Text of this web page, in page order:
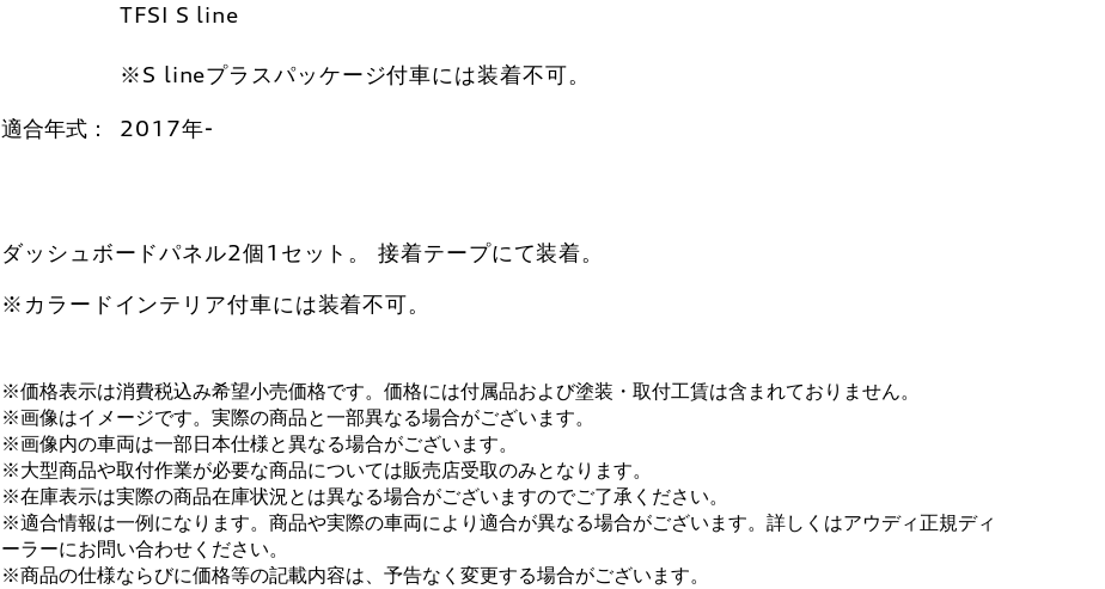
TFSI S line
※S lineプラスパッケージ付車には装着不可。
適合年式： 2017年-
ダッシュボードパネル2個1セット。 接着テープにて装着。
※カラードインテリア付車には装着不可。
※価格表示は消費税込み希望小売価格です。価格には付属品および塗装・取付工賃は含まれておりません。
※画像はイメージです。実際の商品と一部異なる場合がございます。
※画像内の車両は一部日本仕様と異なる場合がございます。
※大型商品や取付作業が必要な商品については販売店受取のみとなります。
※在庫表示は実際の商品在庫状況とは異なる場合がございますのでご了承ください。
※適合情報は一例になります。商品や実際の車両により適合が異なる場合がございます。詳しくはアウディ正規ディ
ーラーにお問い合わせください。
※商品の仕様ならびに価格等の記載内容は、予告なく変更する場合がございます。